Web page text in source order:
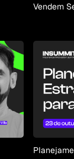
Vendem